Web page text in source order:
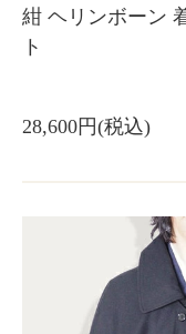
紺 ヘリンボーン
ト
28,600円(税込)